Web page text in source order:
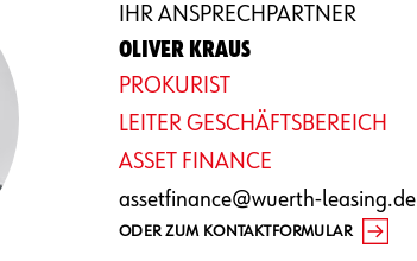
IHR ANSPRECHPARTNER
OLIVER KRAUS
PROKURIST
LEITER GESCHÄFTSBEREICH
ASSET FINANCE
assetfinance@wuerth-leasing.de
ODER ZUM KONTAKTFORMULAR